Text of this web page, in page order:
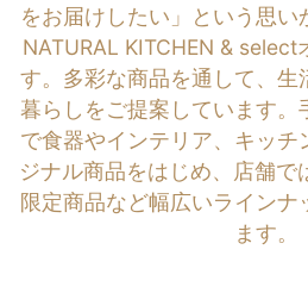
をお届けしたい」という思
NATURAL KITCHEN &
す。多彩な商品を通して、生
暮らしをご提案しています。
で食器やインテリア、キッチ
ジナル商品をはじめ、店舗で
限定商品など幅広いラインナ
ます。